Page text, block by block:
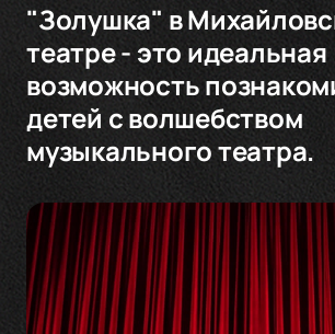
"Золушка" в
театре - это идеальная
возможность
детей с волшебством
музыкального театра.